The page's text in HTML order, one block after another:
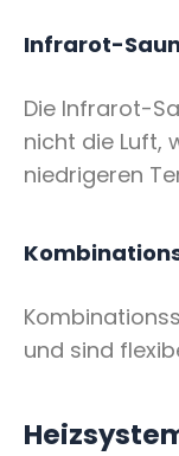
Infrarot-
Die Infrarot-
nicht die Luft,
niedrigeren
und sind